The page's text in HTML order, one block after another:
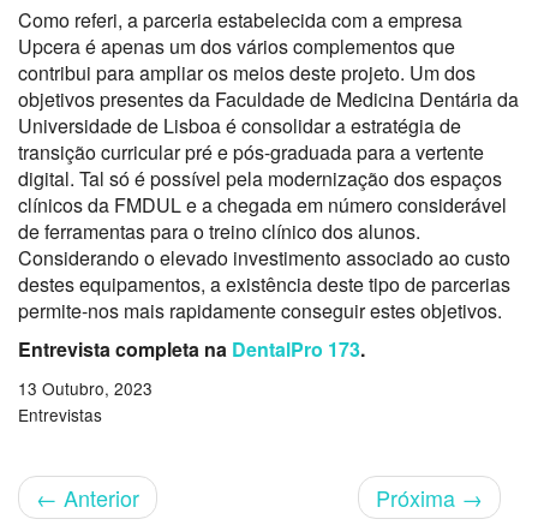
Como referi, a parceria estabelecida com a empresa
Upcera é apenas um dos vários complementos que
contribui para ampliar os meios deste projeto. Um dos
objetivos presentes da Faculdade de Medicina Dentária da
Universidade de Lisboa é consolidar a estratégia de
transição curricular pré e pós-graduada para a vertente
digital. Tal só é possível pela modernização dos espaços
clínicos da FMDUL e a chegada em número considerável
de ferramentas para o treino clínico dos alunos.
Considerando o elevado investimento associado ao custo
destes equipamentos, a existência deste tipo de parcerias
permite-nos mais rapidamente conseguir estes objetivos.
Entrevista completa na DentalPro 173.
13 Outubro, 2023
Entrevistas
← Anterior Próxima →